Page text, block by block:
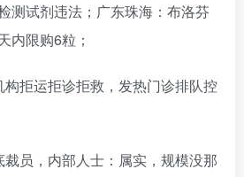
测试剂违法；广东珠海：布洛芬
内限购6粒；
拒运拒诊拒救，发热门诊排队控
员，内部人士：属实，规模没那